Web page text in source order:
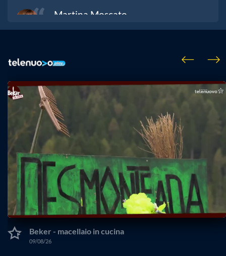
Martina Moscato
B… ravi tutti!
CI ASPETTA UN INFERNO
Nino Gazzini
LO SCEMO SULLA COLLINA 2
IL TEMPO E’ GALANTUOMO
Beker - macellaio in cucina
09/08/26